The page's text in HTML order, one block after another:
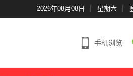
2026年08月08日 星期六
手机浏览